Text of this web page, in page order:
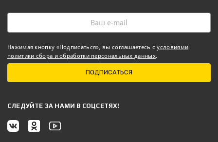
Нажимая кнопку «Подписаться», вы соглашаетесь сусловиями
политики сбора и обработки персональных данных.
ПОДПИСАТЬСЯ
CЛЕДУЙТЕ ЗА НАМИ В СОЦСЕТЯХ!